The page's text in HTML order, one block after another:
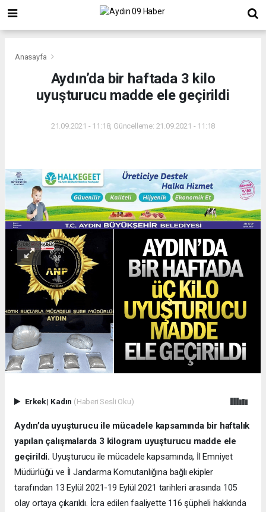
Anasayfa
Aydın’da bir haftada 3 kilo
uyuşturucu madde ele geçirildi
21.09.2021 - 11:18, Güncelleme: 21.09.2021 - 11:18
Erkek| Kadın (Haberi Sesli Oku)
Aydın’da uyuşturucu ile mücadele kapsamında bir haftalık
yapılan çalışmalarda 3 kilogram uyuşturucu madde ele
geçirildi. Uyuşturucu ile mücadele kapsamında, İl Emniyet
Müdürlüğü ve İl Jandarma Komutanlığına bağlı ekipler
tarafından 13 Eylül 2021-19 Eylül 2021 tarihleri arasında 105
olay ortaya çıkarıldı. İcra edilen faaliyette 116 şüpheli hakkında